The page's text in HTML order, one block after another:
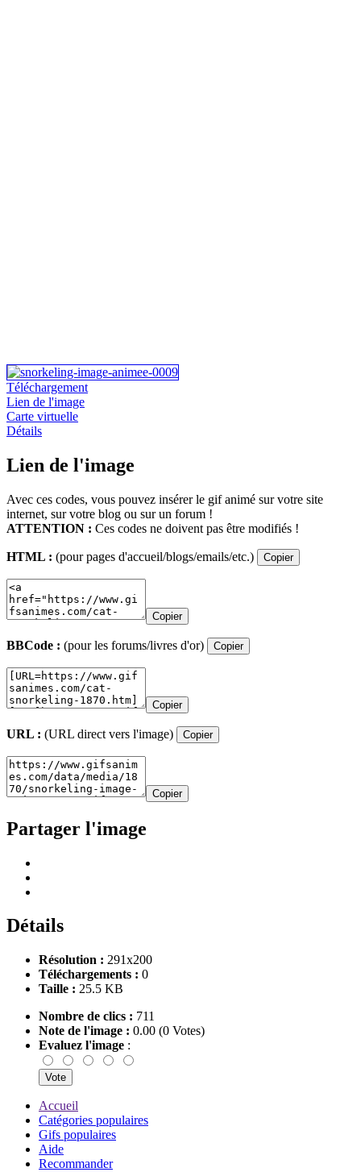
Téléchargement
Lien de l'image
Carte virtuelle
Détails
Lien de l'image
Avec ces codes, vous pouvez insérer le gif animé sur votre site
internet, sur votre blog ou sur un forum !
ATTENTION : Ces codes ne doivent pas être modifiés !
HTML : (pour pages d'accueil/blogs/emails/etc.) Copier
Copier
BBCode : (pour les forums/livres d'or) Copier
Copier
URL : (URL direct vers l'image) Copier
Copier
Partager l'image
Détails
Résolution : 291x200
Téléchargements : 0
Taille : 25.5 KB
Nombre de clics : 711
Note de l'image : 0.00 (0 Votes)
Evaluez l'image :
Accueil
Catégories populaires
Gifs populaires
Aide
Recommander